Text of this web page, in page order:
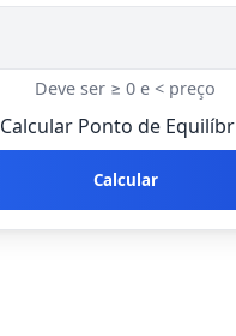
Deve ser ≥ 0 e < preço
Calcular Ponto de
Calcular